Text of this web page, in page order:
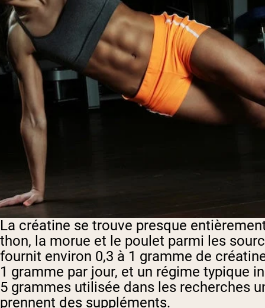
La créatine se trouve presque
thon, la morue et le poulet parmi les
fournit environ 0,3 à 1 gramme de
1 gramme par jour, et un régime typique
5 grammes utilisée dans les recherches
prennent des suppléments.